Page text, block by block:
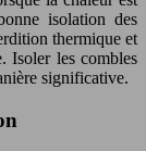
isolation des
thermique et
Isoler les combles
significative.